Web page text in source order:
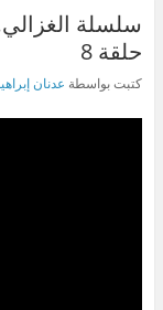
سلسلة
حلقة 8
كتبت بواسطة عدنان